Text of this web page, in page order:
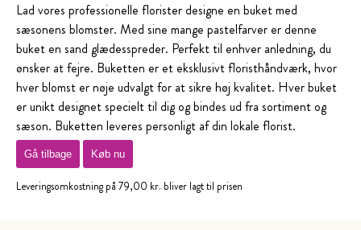
Lad vores professionelle florister designe en buket med
sæsonens blomster. Med sine mange pastelfarver er denne
buket en sand glædesspreder. Perfekt til enhver anledning, du
ønsker at fejre. Buketten er et eksklusivt floristhåndværk, hvor
hver blomst er nøje udvalgt for at sikre høj kvalitet. Hver buket
er unikt designet specielt til dig og bindes ud fra sortiment og
sæson. Buketten leveres personligt af din lokale florist.
Gå tilbage Køb nu
Leveringsomkostning på 79,00 kr. bliver lagt til prisen